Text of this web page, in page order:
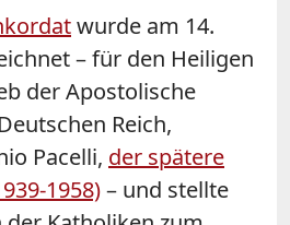
wurde am 14.
– für den Heiligen
der Apostolische
Reich,
Pacelli, der spätere
1958)– und stellte